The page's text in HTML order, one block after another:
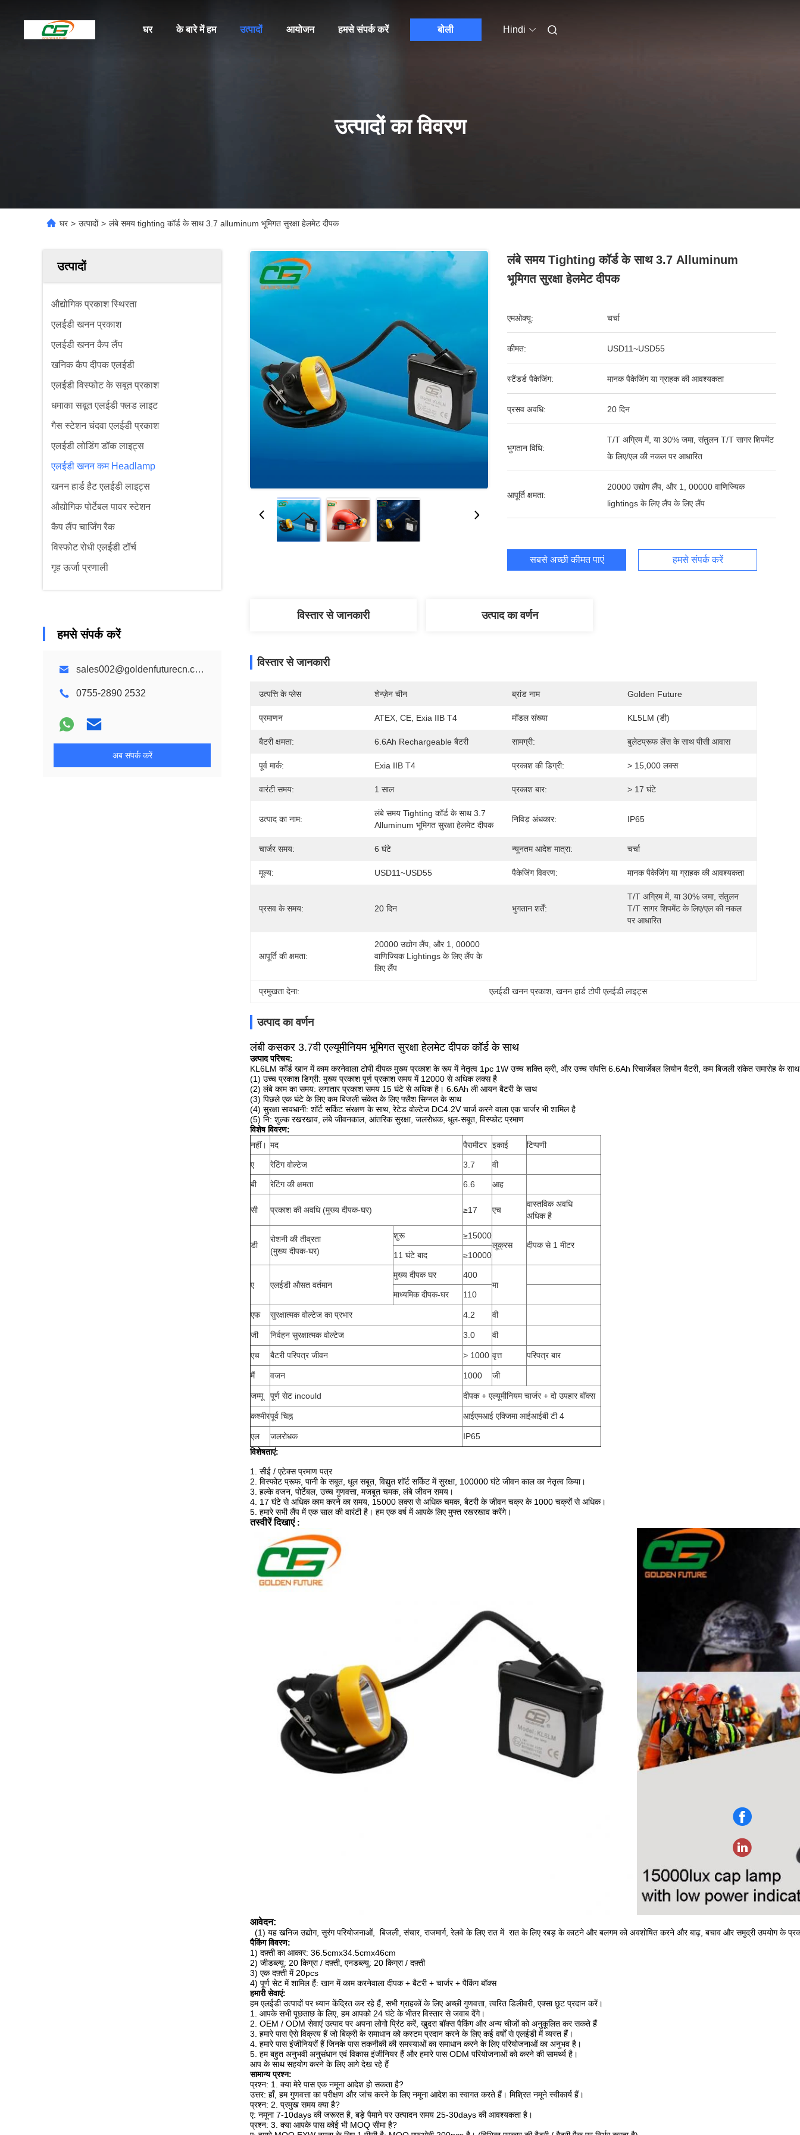
घर के बारे में हम उत्पादों आयोजन हमसे संपर्क करें बोली Hindi
उत्पादों का विवरण
घर > उत्पादों > लंबे समय tighting कॉर्ड के साथ 3.7 alluminum भूमिगत सुरक्षा हेलमेट दीपक
उत्पादों
औद्योगिक प्रकाश स्थिरता
एलईडी खनन प्रकाश
एलईडी खनन कैप लैंप
खनिक कैप दीपक एलईडी
एलईडी विस्फोट के सबूत प्रकाश
धमाका सबूत एलईडी फ्लड लाइट
गैस स्टेशन चंदवा एलईडी प्रकाश
एलईडी लोडिंग डॉक लाइट्स
एलईडी खनन कम Headlamp
खनन हार्ड हैट एलईडी लाइट्स
औद्योगिक पोर्टेबल पावर स्टेशन
कैप लैंप चार्जिंग रैक
विस्फोट रोधी एलईडी टॉर्च
गृह ऊर्जा प्रणाली
हमसे संपर्क करें
sales002@goldenfuturecn.com
0755-2890 2532
अब संपर्क करें
लंबे समय Tighting कॉर्ड के साथ 3.7 Alluminum
भूमिगत सुरक्षा हेलमेट दीपक
एमओक्यू: चर्चा
कीमत: USD11~USD55
स्टैंडर्ड पैकेजिंग: मानक पैकेजिंग या ग्राहक की आवश्यकता
प्रसव अवधि: 20 दिन
भुगतान विधि:
T/T अग्रिम में, या 30% जमा, संतुलन T/T सागर शिपमेंट
के लिए/एल की नकल पर आधारित
आपूर्ति क्षमता:
20000 उद्योग लैंप, और 1, 00000 वाणिज्यिक
lightings के लिए लैंप के लिए लैंप
सबसे अच्छी कीमत पाएं हमसे संपर्क करें
विस्तार से जानकारी उत्पाद का वर्णन
विस्तार से जानकारी
उत्पत्ति के प्लेस शेन्ज़ेन चीन ब्रांड नाम Golden Future
प्रमाणन ATEX, CE, Exia IIB T4 मॉडल संख्या KL5LM (डी)
बैटरी क्षमता: 6.6Ah Rechargeable बैटरी सामग्री: बुलेटप्रूफ लेंस के साथ पीसी आवास
पूर्व मार्क: Exia IIB T4 प्रकाश की डिग्री: > 15,000 लक्स
वारंटी समय: 1 साल प्रकाश बार: > 17 घंटे
उत्पाद का नाम:
लंबे समय Tighting कॉर्ड के साथ 3.7
Alluminum भूमिगत सुरक्षा हेलमेट दीपक
निविड़ अंधकार: IP65
चार्जर समय: 6 घंटे न्यूनतम आदेश मात्रा: चर्चा
मूल्य: USD11~USD55 पैकेजिंग विवरण: मानक पैकेजिंग या ग्राहक की आवश्यकता
प्रसव के समय: 20 दिन भुगतान शर्तें:
T/T अग्रिम में, या 30% जमा, संतुलन
T/T सागर शिपमेंट के लिए/एल की नकल
पर आधारित
आपूर्ति की क्षमता:
20000 उद्योग लैंप, और 1, 00000
वाणिज्यिक Lightings के लिए लैंप के
लिए लैंप
प्रमुखता देना: एलईडी खनन प्रकाश, खनन हार्ड टोपी एलईडी लाइट्स
उत्पाद का वर्णन
लंबी कसकर 3.7वी एल्यूमीनियम भूमिगत सुरक्षा हेलमेट दीपक कॉर्ड के साथ
उत्पाद परिचय:
KL6LM कॉर्ड खान में काम करनेवाला टोपी दीपक मुख्य प्रकाश के रूप में नेतृत्व 1pc 1W उच्च शक्ति क्री, और उच्च संपत्ति 6.6Ah रिचार्जेबल लियोन बैटरी, कम बिजली संकेत
(1) उच्च प्रकाश डिग्री: मुख्य प्रकाश पूर्ण प्रकाश समय में 12000 से अधिक लक्स है
(2) लंबे काम का समय: लगातार प्रकाश समय 15 घंटे से अधिक है। 6.6Ah ली आयन बैटरी के साथ
(3) पिछले एक घंटे के लिए कम बिजली संकेत के लिए फ्लैश सिग्नल के साथ
(4) सुरक्षा सावधानी: शॉर्ट सर्किट संरक्षण के साथ, रेटेड वोल्टेज DC4.2V चार्ज करने वाला एक चार्जर भी शामिल है
(5) नि: शुल्क रखरखाव, लंबे जीवनकाल, आंतरिक सुरक्षा, जलरोधक, धूल-सबूत, विस्फोट प्रमाण
विशेष विवरण:
नहीं। मद पैरामीटर इकाई टिप्पणी
ए रेटिंग वोल्टेज 3.7 वी
बी रेटिंग की क्षमता 6.6 आह
सी प्रकाश की अवधि (मुख्य दीपक-घर) ≥17 एच
वास्तविक अवधि
अधिक है
डी
रोशनी की तीव्रता
(मुख्य दीपक-घर)
शुरू
≥15000
लूक्रस
दीपक से 1 मीटर
11 घंटे बाद
≥10000
ए एलईडी औसत वर्तमान
मुख्य दीपक घर
400
मा
माध्यमिक दीपक-घर
110
एफ सुरक्षात्मक वोल्टेज का प्रभार 4.2 वी
जी निर्वहन सुरक्षात्मक वोल्टेज 3.0 वी
एच बैटरी परिपत्र जीवन > 1000 वृत्त परिपत्र बार
मैं वजन 1000 जी
जम्मू पूर्ण सेट incould दीपक + एल्यूमीनियम चार्जर + दो उपहार बॉक्स
कश्मीरपूर्व चिह्न आईएमआई एक्जिमा आईआईबी टी 4
एल जलरोधक
IP65
विशेषताएं:
1. सीई / एटेक्स प्रमाण पत्र
2. विस्फोट प्रूफ, पानी के सबूत, धूल सबूत, विद्युत शॉर्ट सर्किट में सुरक्षा, 100000 घंटे जीवन काल का नेतृत्व किया।
3. हल्के वजन, पोर्टेबल, उच्च गुणवत्ता, मजबूत चमक, लंबे जीवन समय।
4. 17 घंटे से अधिक काम करने का समय, 15000 लक्स से अधिक चमक, बैटरी के जीवन चक्र के 1000 चक्रों से अधिक।
5. हमारे सभी लैंप में एक साल की वारंटी है। हम एक वर्ष में आपके लिए मुफ्त रखरखाव करेंगे।
तस्वीरें दिखाएं:
आवेदन:
(1) यह खनिज उद्योग, सुरंग परियोजनाओं, बिजली, संचार, राजमार्ग, रेलवे के लिए रात में रात के लिए रबड़ के काटने और बलगम को अवशोषित करने और बाढ़, बचाव और समुद्री उपयोग के
पैकिंग विवरण:
1) दफ़्ती का आकार: 36.5cmx34.5cmx46cm
2) जीडब्ल्यू: 20 किग्रा / दफ़्ती, एनडब्ल्यू: 20 किग्रा / दफ़्ती
3) एक दफ़्ती में 20pcs
4) पूर्ण सेट में शामिल हैं: खान में काम करनेवाला दीपक + बैटरी + चार्जर + पैकिंग बॉक्स
हमारी सेवाएं:
हम एलईडी उत्पादों पर ध्यान केंद्रित कर रहे हैं, सभी ग्राहकों के लिए अच्छी गुणवत्ता, त्वरित डिलीवरी, एक्सा छूट प्रदान करें।
1. आपके सभी पूछताछ के लिए, हम आपको 24 घंटे के भीतर विस्तार से जवाब देंगे।
2. OEM / ODM सेवाएं उत्पाद पर अपना लोगो प्रिंट करें, खुदरा बॉक्स पैकिंग और अन्य चीजों को अनुकूलित कर सकते हैं
3. हमारे पास ऐसे विक्रय हैं जो बिक्री के समाधान को कस्टम प्रदान करने के लिए कई वर्षों से एलईडी में व्यस्त हैं।
4. हमारे पास इंजीनियरों हैं जिनके पास तकनीकी की समस्याओं का समाधान करने के लिए परियोजनाओं का अनुभव है।
5. हम बहुत अनुभवी अनुसंधान एवं विकास इंजीनियर हैं और हमारे पास ODM परियोजनाओं को करने की सामर्थ्य है।
आप के साथ सहयोग करने के लिए आगे देख रहे हैं
सामान्य प्रश्न:
प्रश्न: 1. क्या मेरे पास एक नमूना आदेश हो सकता है?
उत्तर: हाँ, हम गुणवत्ता का परीक्षण और जांच करने के लिए नमूना आदेश का स्वागत करते हैं। मिश्रित नमूने स्वीकार्य हैं।
प्रश्न: 2. प्रमुख समय क्या है?
ए: नमूना 7-10days की जरूरत है, बड़े पैमाने पर उत्पादन समय 25-30days की आवश्यकता है।
प्रश्न: 3. क्या आपके पास कोई भी MOQ सीमा है?